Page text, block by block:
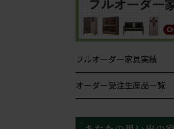
フルオーダー家具実績
オーダー受注生産品一覧